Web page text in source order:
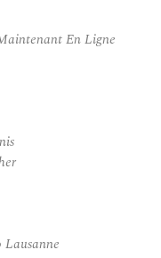
En Ligne